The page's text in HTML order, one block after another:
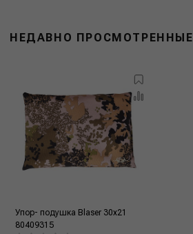
НЕДАВНО ПРОСМОТРЕННЫЕ
Упор- подушка Blaser 30x21
80409315